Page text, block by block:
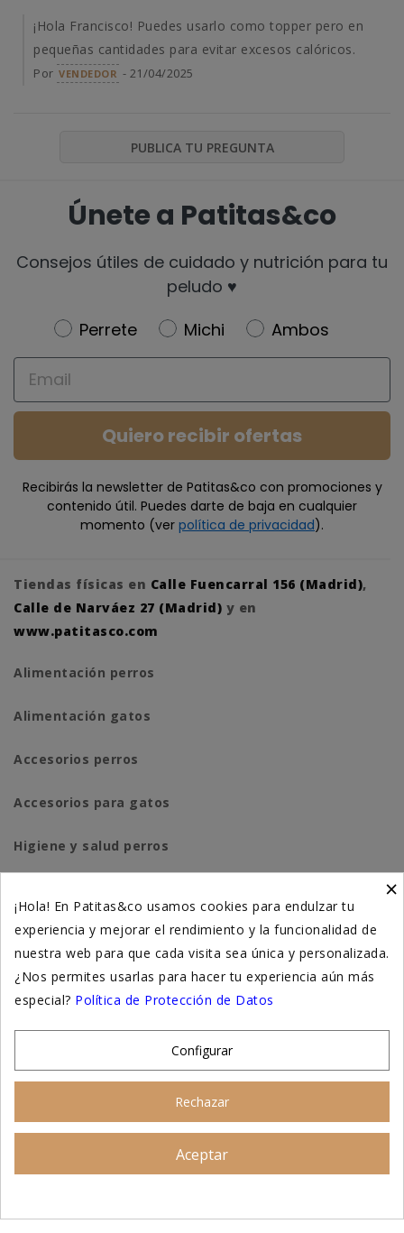
¡Hola Francisco! Puedes usarlo como topper pero en
pequeñas cantidades para evitar excesos calóricos.
Por VENDEDOR - 21/04/2025
PUBLICA TU PREGUNTA
Únete a Patitas&co
Consejos útiles de cuidado y nutrición para tu
peludo ♥️
Newsletter
Perrete Michi
Ambos
Email
Quiero recibir ofertas
Recibirás la newsletter de Patitas&co con promociones y
contenido útil. Puedes darte de baja en cualquier
momento (ver política de privacidad).
Tiendas físicas en Calle Fuencarral 156 (Madrid),
Calle de Narváez 27 (Madrid) y en
www.patitasco.com
Alimentación perros
Alimentación gatos
Accesorios perros
Accesorios para gatos
Higiene y salud perros
Suplementación natural
Otros
×
¡Hola! En Patitas&co usamos cookies para endulzar tu
experiencia y mejorar el rendimiento y la funcionalidad de
nuestra web para que cada visita sea única y personalizada.
¿Nos permites usarlas para hacer tu experiencia aún más
especial? Política de Protección de Datos
Configurar
Rechazar
Aceptar